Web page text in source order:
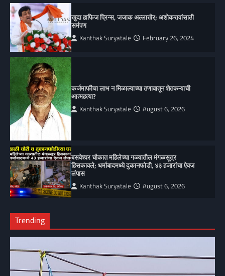
खुदा हाफिज प्रिन्स, जजाक अल्लाखैर; अशोकरावांसाठी
सर्मपण
Kanthak Suryatale February 26, 2024
कर्जमाफीचा लाभ न मिळाल्याच्या तणावातून शेतकऱ्याची
आत्महत्या?
Kanthak Suryatale August 6, 2026
बसवेश्वर चौकात महिलेच्या गळ्यातील मंगळसूत्र
हिसकावले; धर्माबादमध्ये दुकानफोडी, ४३ हजारांचा ऐवज
लंपास
Kanthak Suryatale August 6, 2026
Trending